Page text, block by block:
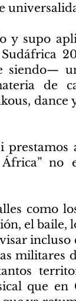
y supo
siendo—
de
no
como
el
militares
que en